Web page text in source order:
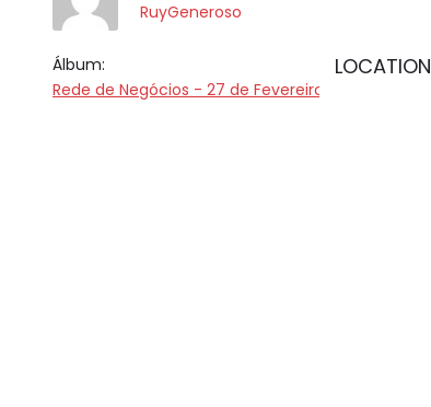
RuyGeneroso
Álbum:
Rede de Negócios - 27 de Fevereiro de 2019
LOCATION